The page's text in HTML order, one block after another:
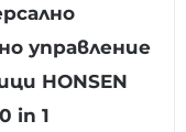
управление
HONSEN
in 1